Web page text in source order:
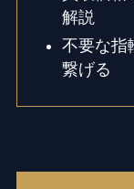
解説
不要な指
繋げる